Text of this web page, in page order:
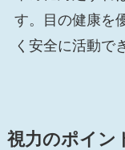
す。目の健康を
く安全に活動で
視力のポイン